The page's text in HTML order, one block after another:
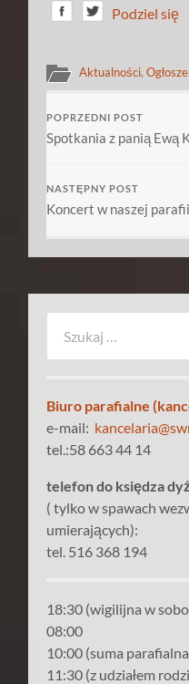
Podziel się
Aktualności,
POPRZEDNI POST
Spotkania z panią Ewą
NASTĘPNY POST
Koncert w naszej parafii
Biuro parafialne
e-mail:
tel.:58 663 44 14
telefon do księdza
( tylko w spawach
umierających):
tel. 516 368 194
18:30 (wigilijna w
08:00
10:00 (suma
11:30 (z udziałem